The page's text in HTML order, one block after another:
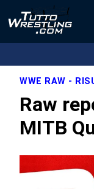
WWE RAW -
Raw
MITB